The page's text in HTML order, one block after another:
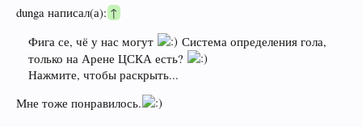
dunga написал(а):↑
Фига се, чё у нас могут
Система определения гола,
только на Арене ЦСКА есть?
Нажмите, чтобы раскрыть...
Мне тоже понравилось.